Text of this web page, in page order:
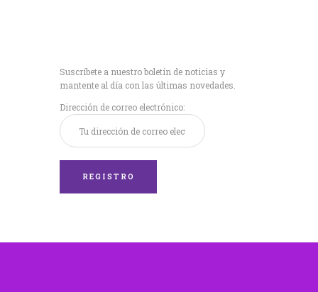
Suscríbete a nuestro boletín de noticias y
mantente al día con las últimas novedades.
Dirección de correo electrónico: